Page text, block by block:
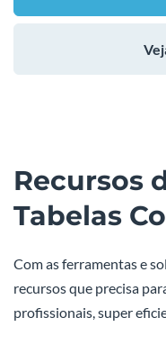
Recursos
Tabelas
Com as ferramentas e
recursos que precisa
profissionais, super